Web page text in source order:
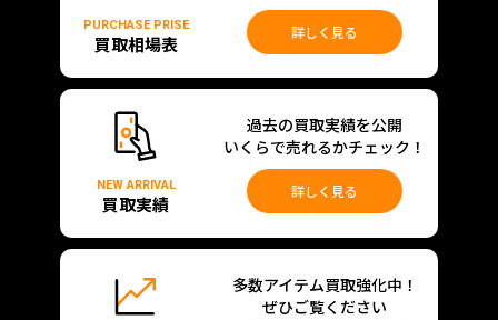
PURCHASE PRISE
買取相場表
詳しく見る
NEW ARRIVAL
買取実績
過去の買取実績を公開
いくらで売れるかチェック！
詳しく見る
多数アイテム買取強化中！
ぜひご覧ください